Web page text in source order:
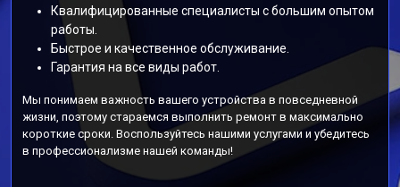
Квалифицированные специалисты с большим опытом
работы.
Быстрое и качественное обслуживание.
Гарантия на все виды работ.
Мы понимаем важность вашего устройства в повседневной
жизни, поэтому стараемся выполнить ремонт в максимально
короткие сроки. Воспользуйтесь нашими услугами и убедитесь
в профессионализме нашей команды!